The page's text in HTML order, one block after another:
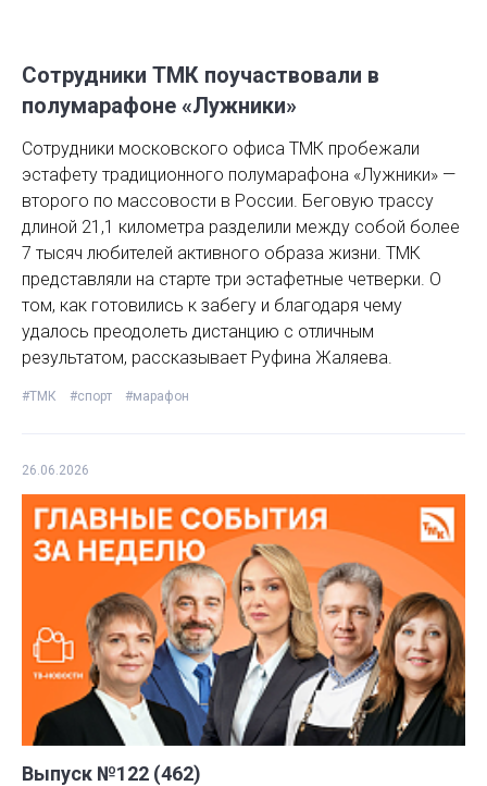
Сотрудники ТМК поучаствовали в
полумарафоне «Лужники»
Сотрудники московского офиса ТМК пробежали
эстафету традиционного полумарафона «Лужники» —
второго по массовости в России. Беговую трассу
длиной 21,1 километра разделили между собой более
7 тысяч любителей активного образа жизни. ТМК
представляли на старте три эстафетные четверки. О
том, как готовились к забегу и благодаря чему
удалось преодолеть дистанцию с отличным
результатом, рассказывает Руфина Жаляева.
#ТМК #спорт #марафон
26.06.2026
Выпуск №122 (462)